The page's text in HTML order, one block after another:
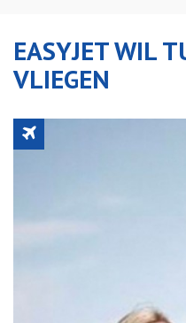
EASYJET WIL
VLIEGEN